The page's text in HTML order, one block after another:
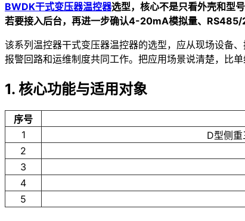
BWDK干式变压器温控器选型，核心不是只看外壳和型
若要接入后台，再进一步确认4-20mA模拟量、RS485/
该系列温控器干式变压器温控器的选型，应从现场设备
报警回路和运维制度共同工作。把应用场景说清楚，比
1. 核心功能与适用对象
序号
1
D型侧
2
3
4
5